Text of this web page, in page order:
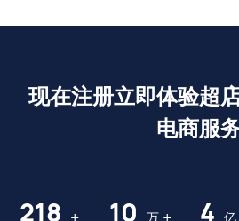
现在注册立即体验超
电商服
226 + 10 万 + 4 亿